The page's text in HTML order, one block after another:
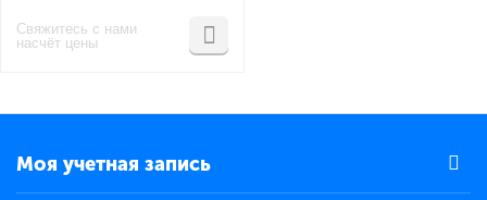
Свяжитесь с нами
насчёт цены
Моя учетная запись